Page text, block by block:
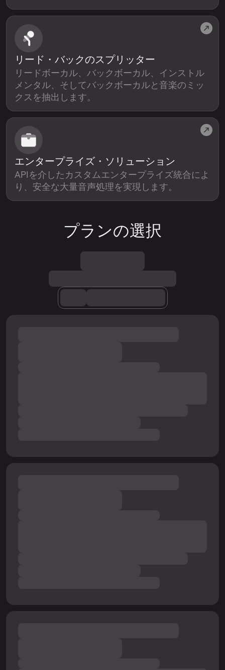
エンタープライズ・ソリューション
APIを介したカスタムエンタープライズ統合によ
り、安全な大量音声処理を実現します。
リード・バックのスプリッター
リードボーカル、バックボーカル、インストル
メンタル、そしてバックボーカルと音楽のミッ
クスを抽出します。
プランの選択